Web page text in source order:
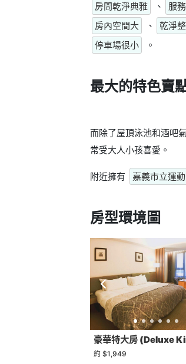
房間乾淨典雅
、 服
房內空間大
、 乾淨
停車場很小
。
最大的特色賣
而除了屋頂泳池和酒吧
常受大人小孩喜愛。
附近擁有 嘉義市立運
房型環境圖
豪華特大房 (Deluxe
Room)
約 $1,949